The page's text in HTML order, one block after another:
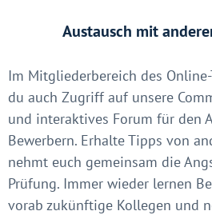
Austausch mit
Im Mitgliederbereich des
du auch Zugriff auf unsere
und interaktives Forum für den
Bewerbern. Erhalte Tipps von
nehmt euch gemeinsam die
Prüfung. Immer wieder lernen
vorab zukünftige Kollegen und